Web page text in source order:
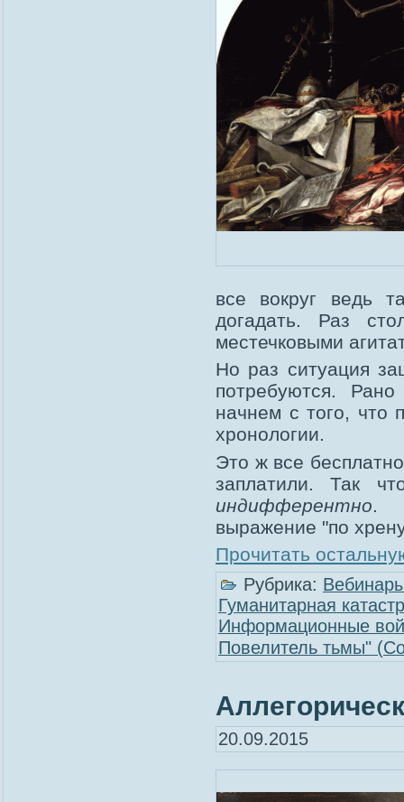
все вокруг ведь
догадать. Раз
местечковыми
Но раз ситуация
потребуются.
начнем с того, что
хронологии.
Это ж все
заплатили. Так
индифферентно
выражение "по
Прочитать
Рубрика:
Гуманитарная
Информационные
Повелитель тьмы"
20.09.2015